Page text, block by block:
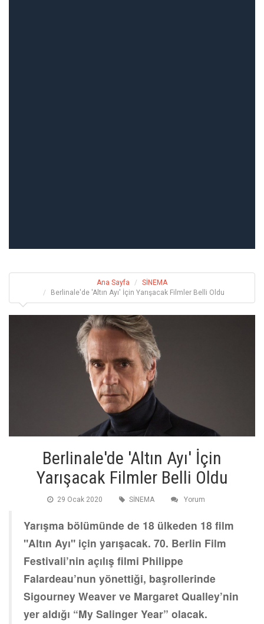
Ana Sayfa
SİNEMA
Berlinale'de 'Altın Ayı' İçin Yarışacak Filmler Belli Oldu
Berlinale'de 'Altın Ayı' İçin
Yarışacak Filmler Belli Oldu
29 Ocak 2020 SİNEMA Yorum
Yarışma bölümünde de 18 ülkeden 18 film
"Altın Ayı" için yarışacak. 70. Berlin Film
Festivali’nin açılış filmi Philippe
Falardeau’nun yönettiği, başrollerinde
Sigourney Weaver ve Margaret Qualley’nin
yer aldığı “My Salinger Year” olacak.